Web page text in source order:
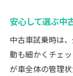
安心して選ぶ中
中古車試乗時は
動も細かくチェ
が車全体の管理